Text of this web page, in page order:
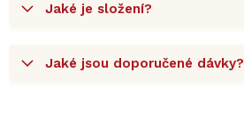
Jaké je složení?
Jaké jsou doporučené dávky?